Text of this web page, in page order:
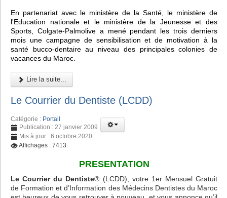
En partenariat avec le ministère de la Santé, le ministère de
l'Education nationale et le ministère de la Jeunesse et des
Sports, Colgate-Palmolive a mené pendant les trois derniers
mois une campagne de sensibilisation et de motivation à la
santé bucco-dentaire au niveau des principales colonies de
vacances du Maroc.
Lire la suite...
Le Courrier du Dentiste (LCDD)
Catégorie : Portail
Publication : 27 janvier 2009
Mis à jour : 6 octobre 2020
Affichages : 7413
PRESENTATION
Le Courrier du Dentiste® (LCDD), votre 1er Mensuel Gratuit
de Formation et d’Information des Médecins Dentistes du Maroc